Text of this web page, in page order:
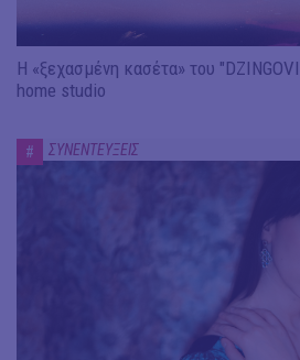
Η «ξεχασμένη κασέτα» του
home studio
# ΣΥΝΕΝΤΕΥΞΕΙΣ